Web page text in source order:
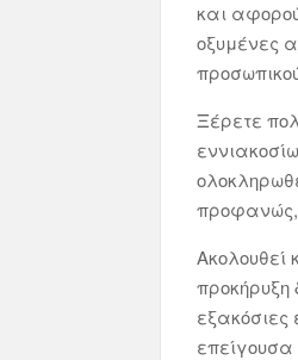
και
οξυμένες
Ξέρετε
προφανώς,
προκήρυξη
εξακόσιες